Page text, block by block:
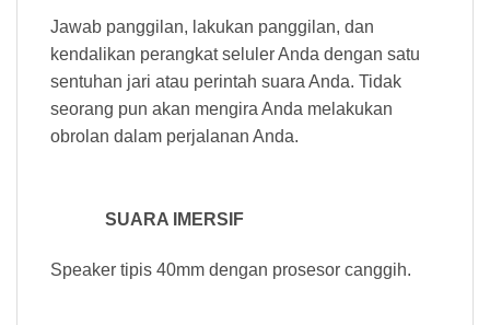
Jawab panggilan, lakukan panggilan, dan
kendalikan perangkat seluler Anda dengan satu
sentuhan jari atau perintah suara Anda. Tidak
seorang pun akan mengira Anda melakukan
obrolan dalam perjalanan Anda.
SUARA IMERSIF
Speaker tipis 40mm dengan prosesor canggih.